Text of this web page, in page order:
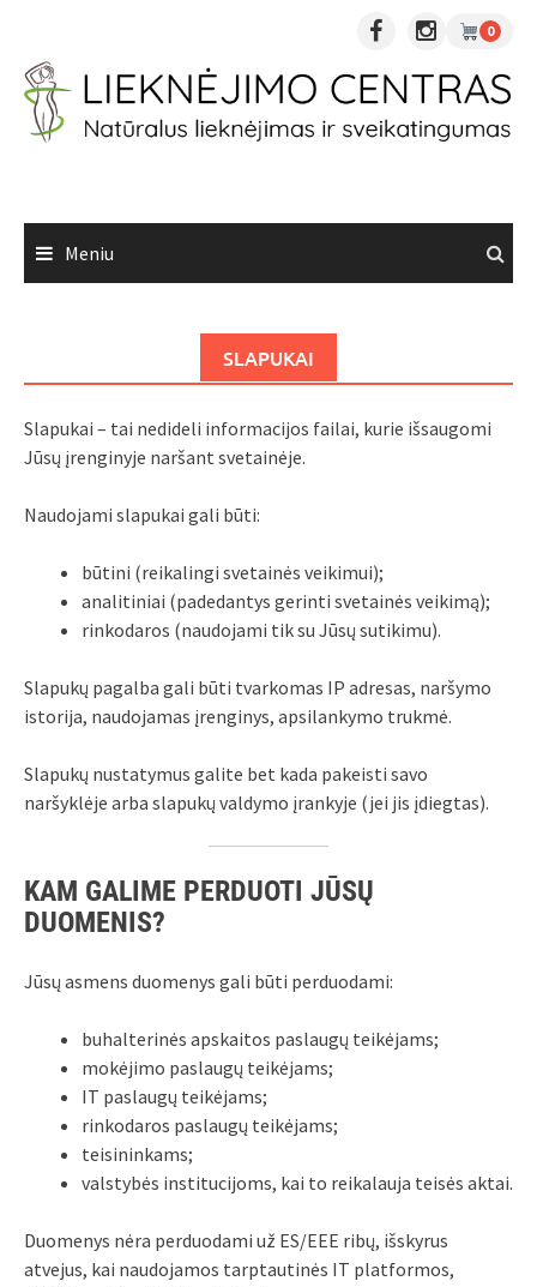
content
0
Meniu
SLAPUKAI
Slapukai – tai nedideli informacijos failai, kurie išsaugomi
Jūsų įrenginyje naršant svetainėje.
Naudojami slapukai gali būti:
būtini (reikalingi svetainės veikimui);
analitiniai (padedantys gerinti svetainės veikimą);
rinkodaros (naudojami tik su Jūsų sutikimu).
Slapukų pagalba gali būti tvarkomas IP adresas, naršymo
istorija, naudojamas įrenginys, apsilankymo trukmė.
Slapukų nustatymus galite bet kada pakeisti savo
naršyklėje arba slapukų valdymo įrankyje (jei jis įdiegtas).
KAM GALIME PERDUOTI JŪSŲ
DUOMENIS?
Jūsų asmens duomenys gali būti perduodami:
buhalterinės apskaitos paslaugų teikėjams;
mokėjimo paslaugų teikėjams;
IT paslaugų teikėjams;
rinkodaros paslaugų teikėjams;
teisininkams;
valstybės institucijoms, kai to reikalauja teisės aktai.
Duomenys nėra perduodami už ES/EEE ribų, išskyrus
atvejus, kai naudojamos tarptautinės IT platformos,